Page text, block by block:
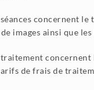
concernent le
images ainsi que
traitement
de frais de